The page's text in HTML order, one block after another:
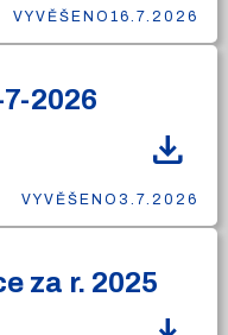
VYVĚŠENO 16.7.2026
2026
download
VYVĚŠENO 3.7.2026
za r. 2025